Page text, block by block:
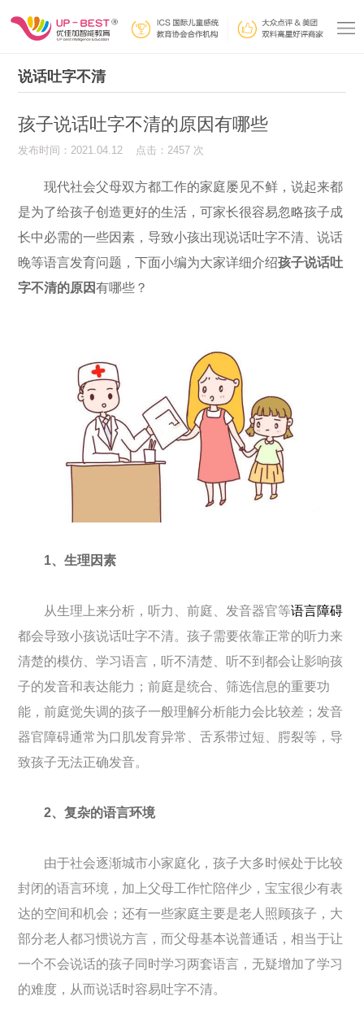
说话吐字不清
孩子说话吐字不清的原因有哪些
发布时间：2021.04.12 点击：2457 次
现代社会父母双方都工作的家庭屡见不鲜，说起来都
是为了给孩子创造更好的生活，可家长很容易忽略孩子成
长中必需的一些因素，导致小孩出现说话吐字不清、说话
晚等语言发育问题，下面小编为大家详细介绍孩子说话吐
字不清的原因有哪些？
1、生理因素
从生理上来分析，听力、前庭、发音器官等语言障碍
都会导致小孩说话吐字不清。孩子需要依靠正常的听力来
清楚的模仿、学习语言，听不清楚、听不到都会让影响孩
子的发音和表达能力；前庭是统合、筛选信息的重要功
能，前庭觉失调的孩子一般理解分析能力会比较差；发音
器官障碍通常为口肌发育异常、舌系带过短、腭裂等，导
致孩子无法正确发音。
2、复杂的语言环境
由于社会逐渐城市小家庭化，孩子大多时候处于比较
封闭的语言环境，加上父母工作忙陪伴少，宝宝很少有表
达的空间和机会；还有一些家庭主要是老人照顾孩子，大
部分老人都习惯说方言，而父母基本说普通话，相当于让
一个不会说话的孩子同时学习两套语言，无疑增加了学习
的难度，从而说话时容易吐字不清。